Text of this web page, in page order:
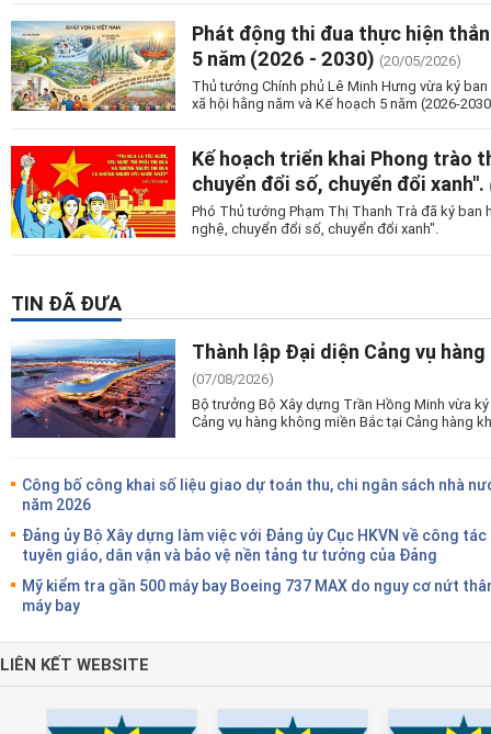
Phát động thi đua thực hiện
5 năm (2026 - 2030) (20/05/2026)
Thủ tướng Chính phủ Lê Minh Hưng vừa ký
xã hội hằng năm và Kế hoạch 5 năm (2026-
Kế hoạch triển khai Phong trào
chuyển đổi số, chuyển đổi xanh".
Phó Thủ tướng Phạm Thị Thanh Trà đã ký
nghệ, chuyển đổi số, chuyển đổi xanh".
TIN ĐÃ ĐƯA
Thành lập Đại diện Cảng vụ
(07/08/2026)
Bộ trưởng Bộ Xây dựng Trần Hồng Minh vừa
Cảng vụ hàng không miền Bắc tại Cảng hàng
Công bố công khai số liệu giao dự toán thu, chi ngân sách nhà
năm 2026
Đảng ủy Bộ Xây dựng làm việc với Đảng ủy Cục HKVN về công tác
tuyên giáo, dân vận và bảo vệ nền tảng tư tưởng của Đảng
Mỹ kiểm tra gần 500 máy bay Boeing 737 MAX do nguy cơ nứt
máy bay
LIÊN KẾT WEBSITE